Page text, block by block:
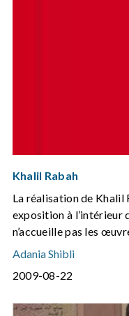
Khalil Rabah
La réalisation de Khalil
exposition à l’intérieur
n’accueille pas les
Adania Shibli
2009-08-22